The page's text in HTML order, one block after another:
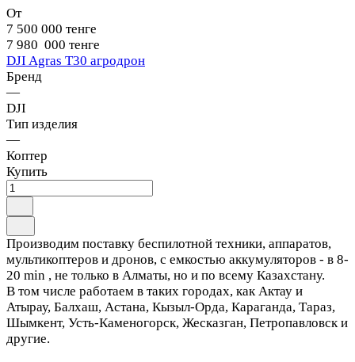
От
7 500 000 тенге
7 980 000 тенге
DJI Agras T30 агродрон
Бренд
—
DJI
Тип изделия
—
Коптер
Купить
Производим поставку беспилотной техники, аппаратов,
мультикоптеров и дронов, с емкостью аккумуляторов - в 8-
20 min , не только в Алматы, но и по всему Казахстану.
В том числе работаем в таких городах, как Актау и
Атырау, Балхаш, Астана, Кызыл-Орда, Караганда, Тараз,
Шымкент, Усть-Каменогорск, Жесказган, Петропавловск и
другие.